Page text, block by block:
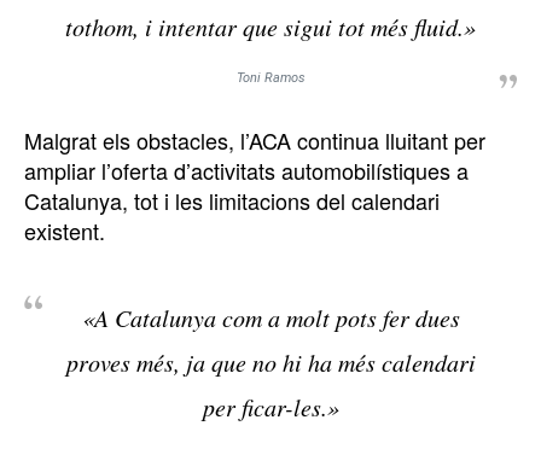
tothom, i intentar que sigui tot més fluid.»
Toni Ramos
Malgrat els obstacles, l’ACA continua lluitant per
ampliar l’oferta d’activitats automobilístiques a
Catalunya, tot i les limitacions del calendari
existent.
«A Catalunya com a molt pots fer dues
proves més, ja que no hi ha més calendari
per ficar-les.»